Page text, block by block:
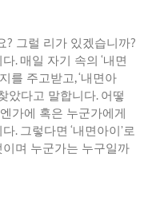
? 그럴 리가 있겠습니까?
다. 매일 자기 속의 ‘내면
를 주고받고, ‘내면아
았다고 말합니다. 어떻
가에 혹은 누군가에게
다. 그렇다면 ‘내면아이’로
며 누군가는 누구일까